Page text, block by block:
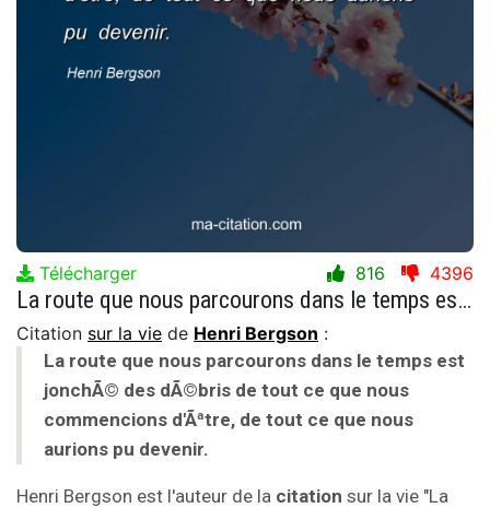
Télécharger 816 4396
La route que nous parcourons dans le temps est jonchÃ© des dÃ©bris de tout ce que nous commencions d'Ãªtre, de tout ce que nous aurions pu devenir.
Citation sur la vie de Henri Bergson :
La route que nous parcourons dans le temps est
jonchÃ© des dÃ©bris de tout ce que nous
commencions d'Ãªtre, de tout ce que nous
aurions pu devenir.
Henri Bergson est l'auteur de la citation sur la vie "La